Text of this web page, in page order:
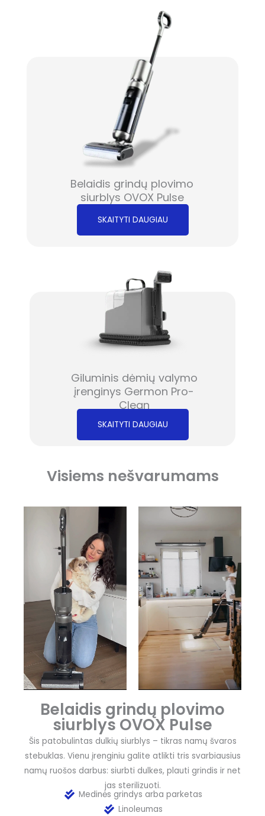
Belaidis grindų plovimo
siurblys OVOX Pulse
SKAITYTI DAUGIAU
Giluminis dėmių valymo
įrenginys Germon Pro-
Clean
SKAITYTI DAUGIAU
Visiems nešvarumams
Belaidis grindų plovimo
siurblys OVOX Pulse
Šis patobulintas dulkių siurblys – tikras namų švaros
stebuklas. Vienu įrenginiu galite atlikti tris svarbiausius
namų ruošos darbus: siurbti dulkes, plauti grindis ir net
jas sterilizuoti.
Medinės grindys arba parketas
Linoleumas